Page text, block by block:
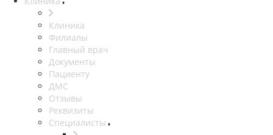
Клиника
Филиалы
Главный врач
Документы
Пациенту
ДМС
Отзывы
Реквизиты
Специалисты